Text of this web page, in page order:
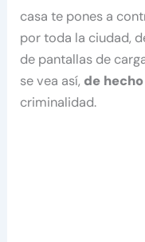
casa te pones a
por toda la ciudad,
de pantallas de
se vea así, de
criminalidad.